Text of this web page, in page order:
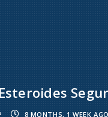
8 MONTHS, 1 WEEK AGO